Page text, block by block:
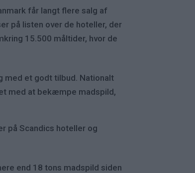
får langt flere salg af
på listen over de hoteller, der
15.500 måltider, hvor de
med et godt tilbud. Nationalt
med at bekæmpe madspild,
på Scandics hoteller og
end 18 tons madspild siden